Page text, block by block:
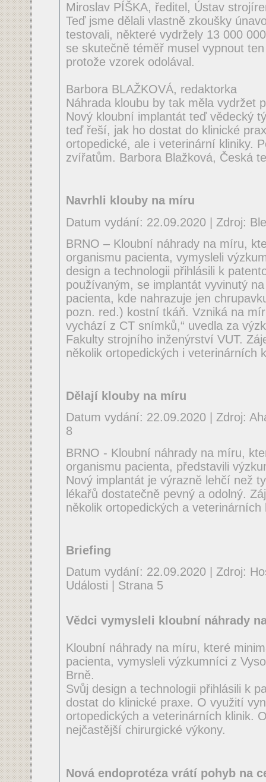
Miroslav PÍŠKA, ředitel, Ústav
Teď jsme dělali vlastně zkoušky
testovali, některé vydržely 13 000
se skutečně téměř musel vypnout
protože vzorek odolával.
Barbora BLAŽKOVÁ, redaktorka
Náhrada kloubu by tak měla vydržet
Nový kloubní implantát teď vědecký
teď řeší, jak ho dostat do klinické
ortopedické, ale i veterinární kliniky.
zvířatům. Barbora Blažková, Česká
Navrhli klouby na míru
Datum vydání: 22.09.2020 | Zdroj:
BRNO – Kloubní náhrady na míru,
organismu pacienta, vymysleli
design a technologii přihlásili k
používaným, se implantát vyvinutý
pacienta, kde nahrazuje jen
pozn. red.) kostní tkáň. Vzniká na
vychází z CT snímků,“ uvedla za
Fakulty strojního inženýrství VUT.
několik ortopedických i veterinárních
Dělají klouby na míru
Datum vydání: 22.09.2020 | Zdroj:
8
BRNO - Kloubní náhrady na míru,
organismu pacienta, představili
Nový implantát je výrazně lehčí než
lékařů dostatečně pevný a odolný.
několik ortopedických a veterinárních
Briefing
Datum vydání: 22.09.2020 | Zdroj:
Události | Strana 5
Vědci vymysleli kloubní náhrady
Kloubní náhrady na míru, které
pacienta, vymysleli výzkumníci z
Brně.
Svůj design a technologii přihlásili k
dostat do klinické praxe. O využití
ortopedických a veterinárních klinik.
nejčastější chirurgické výkony.
Nová endoprotéza vrátí pohyb na